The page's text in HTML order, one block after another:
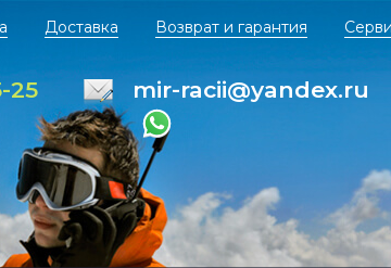
Доставка Возврат и гарантия
25 mir-racii@yandex.ru